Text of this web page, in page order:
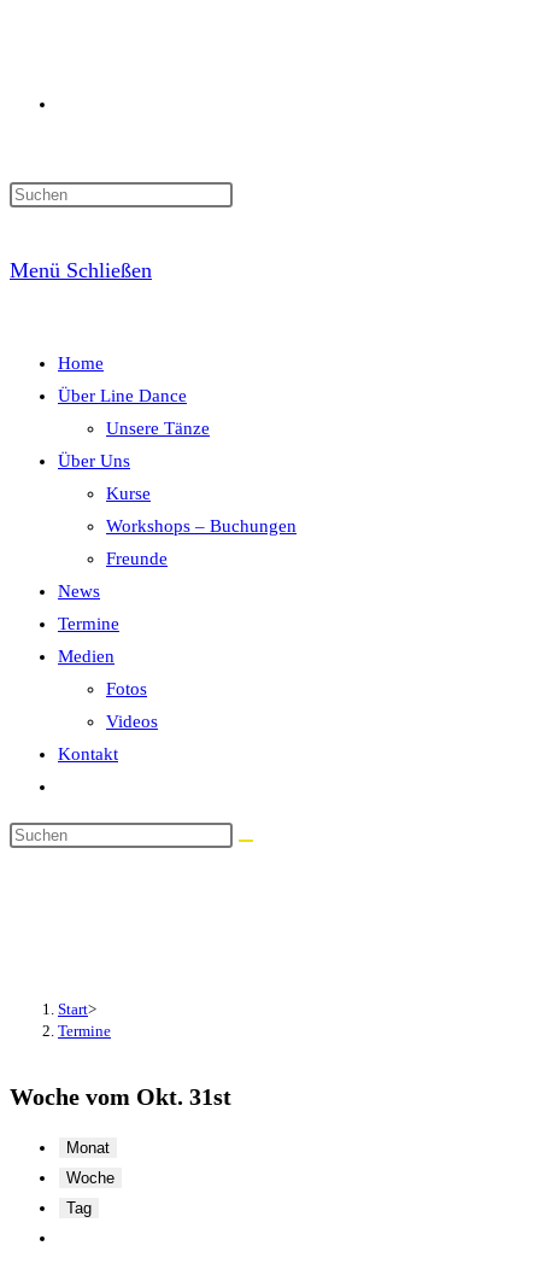
Menü Schließen
Home
Über Line Dance
Unsere Tänze
Über Uns
Kurse
Workshops – Buchungen
Freunde
News
Termine
Medien
Fotos
Videos
Kontakt
umschalten
Start>
Termine
Woche vom Okt. 31st
Monat
Woche
Tag